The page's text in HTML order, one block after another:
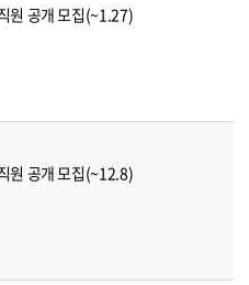
원 공개 모집(~1.27)
원 공개 모집(~12.8)